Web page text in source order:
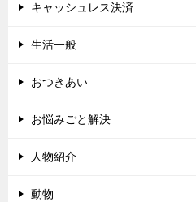
キャッシュレス決済
生活一般
おつきあい
お悩みごと解決
人物紹介
動物